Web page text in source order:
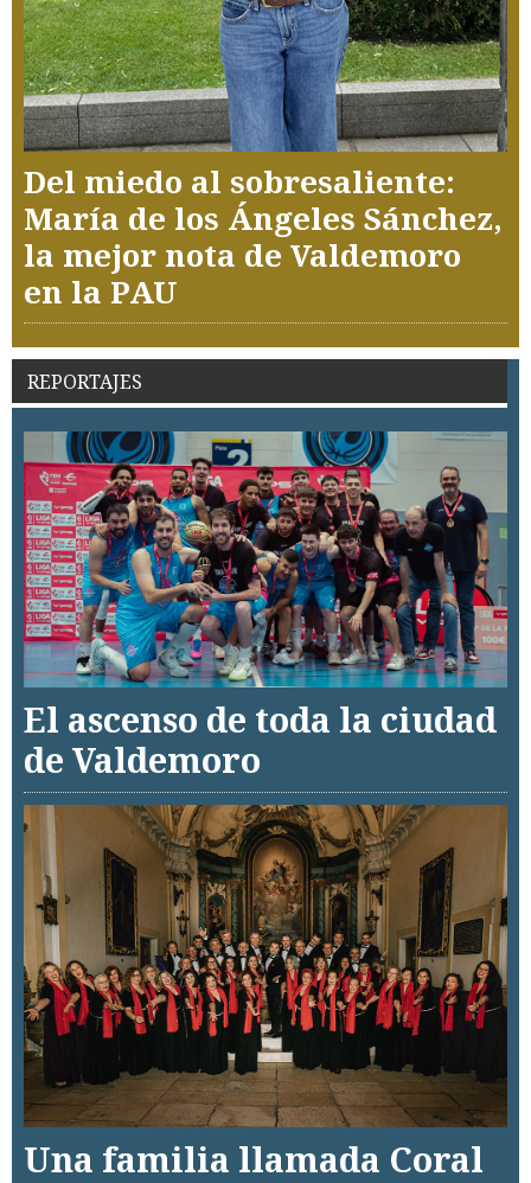
Del miedo al sobresaliente:
María de los Ángeles Sánchez,
la mejor nota de Valdemoro
en la PAU
REPORTAJES
El ascenso de toda la ciudad
de Valdemoro
Una familia llamada Coral